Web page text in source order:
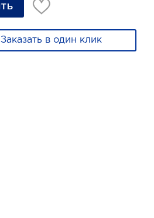
Заказать в один клик